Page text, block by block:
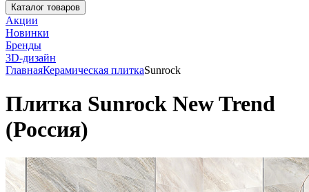
Каталог товаров
Акции
Новинки
Бренды
3D-дизайн
ГлавнаяКерамическая плиткаSunrock
Плитка Sunrock New Trend
(Россия)